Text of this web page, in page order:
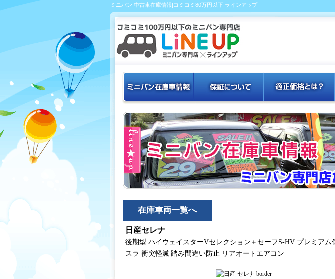
ミニバン 中古車在庫情報|コミコミ80万円以下|ラインアップ
在庫車両一覧へ
日産セレナ
後期型 ハイウェイスターVセレクション＋セーフS-HV プレミア
スラ 衝突軽減 踏み間違い防止 リアオートエアコン